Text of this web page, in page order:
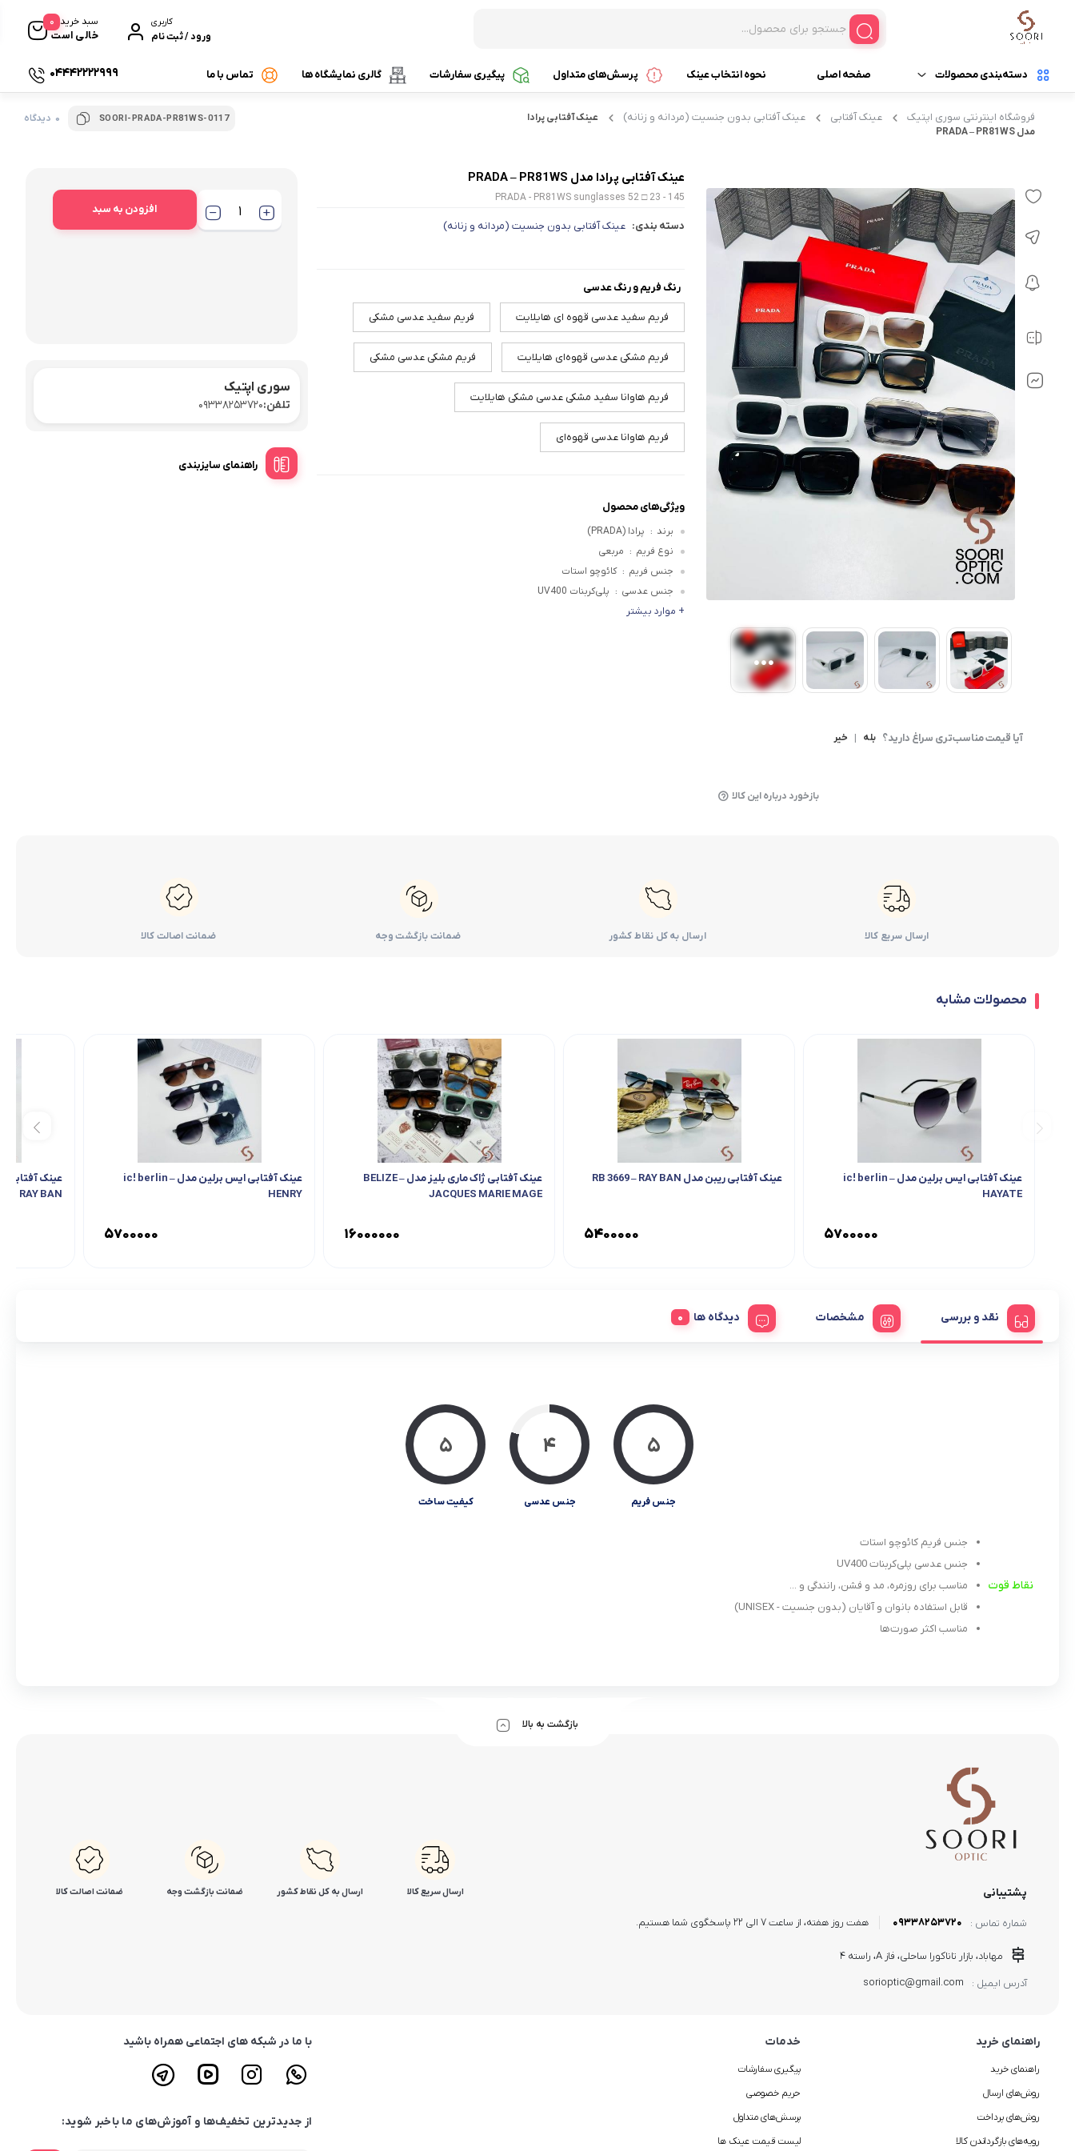
کاربری
ورود / ثبت نام
سبد خرید
خالی است
0
دسته‌‍بندی محصولات
عینک آفتابی عینک آفتابی زنانه
عینک آفتابی بدون جنسیت عینک چوبی
صفحه اصلی نحوه انتخاب عینک پرسش‌های متداول پیگیری سفارشات گالری نمایشگاه ها تماس با ما 04442222999
فروشگاه اینترنتی سوری اپتیک عینک آفتابی عینک آفتابی بدون جنسیت (مردانه و زنانه)
عینک آفتابی پرادا
مدل PRADA – PR81WS
SOORI-PRADA-PR81WS-0117 0 دیدگاه
آیا قیمت مناسب‌تری سراغ دارید؟ بله | خیر
بازخورد درباره این کالا
عینک آفتابی پرادا مدل PRADA – PR81WS
PRADA - PR81WS sunglasses 52 □ 23 - 145
دسته بندی: عینک آفتابی بدون جنسیت (مردانه و زنانه)
رنگ فریم و رنگ عدسی
فریم سفید عدسی قهوه ای هایلایت فریم سفید عدسی مشکی
فریم مشکی عدسی قهوه‌ای هایلایت فریم مشکی عدسی مشکی
فریم هاوانا سفید مشکی عدسی مشکی هایلایت
فریم هاوانا عدسی قهوه‌ای
ویژگی‌های محصول
برند :
پرادا (PRADA)
نوع فریم :
مربعی
جنس فریم : کائوچو استات
جنس عدسی :
پلی‌کربنات UV400
+ موارد بیشتر
افزودن به سبد
سوری اپتیک
تلفن:09338253720
راهنمای سایزبندی
ارسال سریع کالا ارسال به کل نقاط کشور ضمانت بازگشت وجه ضمانت اصالت کالا
محصولات مشابه
عینک آفتابی ایس برلین مدل ic! berlin –
HAYATE
۵۷۰۰۰۰۰
عینک آفتابی ریبن مدل RB 3669 – RAY BAN
۵۴۰۰۰۰۰
عینک آفتابی ژاک ماری بلیز مدل BELIZE –
JACQUES MARIE MAGE
۱۶۰۰۰۰۰۰
عینک آفتابی ایس برلین مدل ic! berlin –
HENRY
۵۷۰۰۰۰۰
RAY BAN
نقد و بررسی مشخصات دیدگاه ها
جنس فریم جنس عدسی کیفیت ساخت
نقاط قوت
جنس فریم کائوچو استات
جنس عدسی پلی‌کربنات UV400
مناسب برای روزمره، مد و فشن، رانندگی و ...
قابل استفاده بانوان و آقایان (بدون جنسیت - UNISEX)
مناسب اکثر صورت‌ها
بازگشت به بالا
پشتیبانی
شماره تماس : 09338253720 هفت روز هفته، از ساعت 7 الی 22 پاسخگوی شما هستیم.
مهاباد، بازار تاناکورا ساحلی، فاز A، راسته 4
آدرس ایمیل :
sorioptic@gmail.com
ارسال سریع کالا ارسال به کل نقاط کشور ضمانت بازگشت وجه ضمانت اصالت کالا
راهنمای خرید
راهنمای خرید
روش‌های ارسال
روش‌های پرداخت
رویه‌های بازگرداندن کالا
خدمات
پیگیری سفارشات
حریم خصوصی
پرسش‌های متداول
لیست قیمت عینک ها
با ما در شبکه های اجتماعی همراه باشید
از جدیدترین تخفیف‌ها و آموزش‌های ما باخبر شوید: